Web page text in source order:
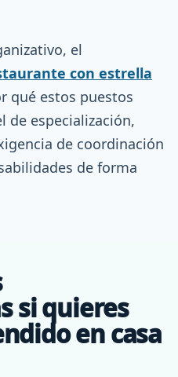
el
con estrella
qué estos puestos
de especialización,
de coordinación
de forma
si quieres
en casa